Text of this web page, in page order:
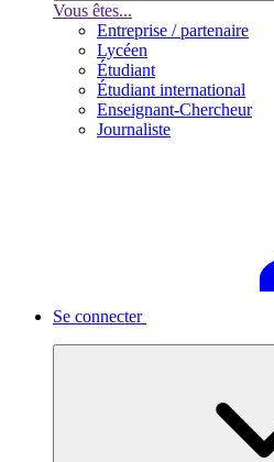
Vous êtes...
Entreprise / partenaire
Lycéen
Étudiant
Étudiant international
Enseignant-Chercheur
Journaliste
Se connecter